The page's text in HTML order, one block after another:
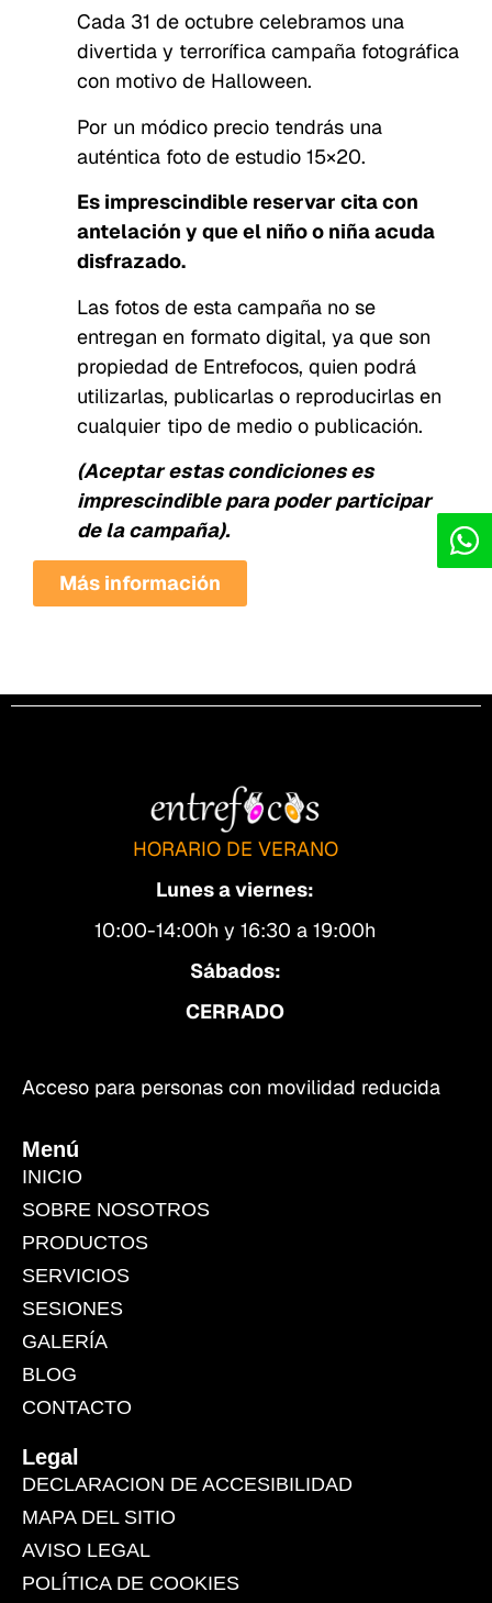
Cada 31 de octubre celebramos una
divertida y terrorífica campaña fotográfica
con motivo de Halloween.
Por un módico precio tendrás una
auténtica foto de estudio 15×20.
Es imprescindible reservar cita con
antelación y que el niño o niña acuda
disfrazado.
Las fotos de esta campaña no se
entregan en formato digital, ya que son
propiedad de Entrefocos, quien podrá
utilizarlas, publicarlas o reproducirlas en
cualquier tipo de medio o publicación.
(Aceptar estas condiciones es
imprescindible para poder participar
de la campaña).
Más información
HORARIO DE VERANO
Lunes a viernes:
10:00-14:00h y 16:30 a 19:00h
Sábados:
CERRADO
Acceso para personas con movilidad reducida
Menú
INICIO
SOBRE NOSOTROS
PRODUCTOS
SERVICIOS
SESIONES
GALERÍA
BLOG
CONTACTO
Legal
DECLARACION DE ACCESIBILIDAD
MAPA DEL SITIO
AVISO LEGAL
POLÍTICA DE COOKIES